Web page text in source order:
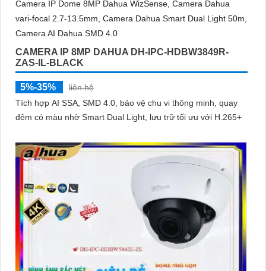
CAMERA IP 8MP DAHUA DH-IPC-HDBW3849R-
ZAS-IL-BLACK
5%-35%
liên hệ
Tích hợp AI SSA, SMD 4.0, bảo vệ chu vi thông minh, quay
đêm có màu nhờ Smart Dual Light, lưu trữ tối ưu với H.265+